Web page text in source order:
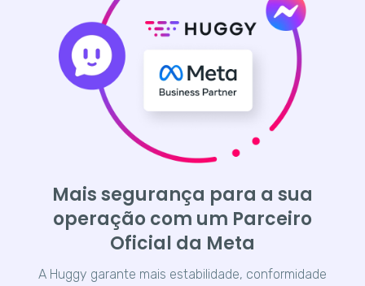
Mais segurança para a sua
operação com um Parceiro
Oficial da Meta
A Huggy garante mais estabilidade, conformidade